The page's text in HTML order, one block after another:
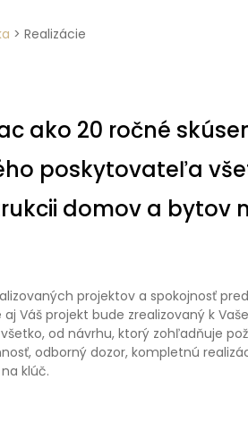
> Realizácie
ako 20 ročné
poskytovateľa
domov a bytov
projektov a spokojnosť
Váš projekt bude zrealizovaný k
od návrhu, ktorý zohľadňuje
odborný dozor, kompletnú
klúč.